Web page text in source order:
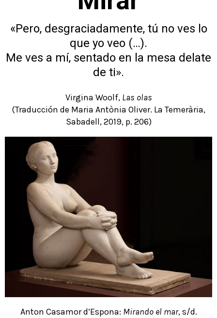
«Pero, desgraciadamente, tú no ves lo
que yo veo (…).
Me ves a mí, sentado en la mesa delate
de ti».
Virgina Woolf, Las olas
(Traducción de Maria Antònia Oliver. La Temerària,
Sabadell, 2019, p. 206)
Anton Casamor d’Espona: Mirando el mar, s/d.